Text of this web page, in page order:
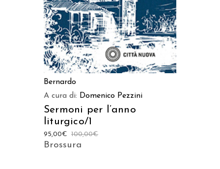
Bernardo
A cura di: Domenico Pezzini
Sermoni per l’anno
liturgico/1
100,00€
95,00€
Brossura